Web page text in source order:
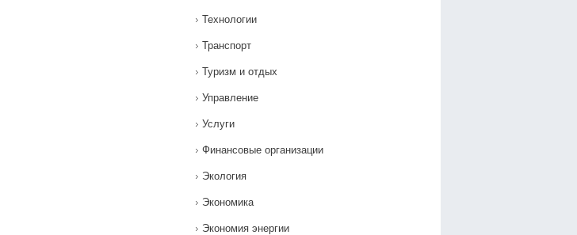
Технологии
Транспорт
Туризм и отдых
Управление
Услуги
Финансовые организации
Экология
Экономика
Экономия энергии